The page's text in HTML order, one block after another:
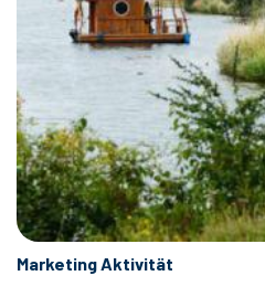
Marketing Aktivität